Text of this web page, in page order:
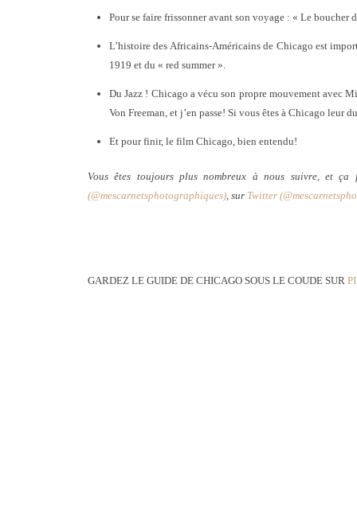
Pour se faire frissonner avant son voyage : « Le boucher
L’histoire des Africains-Américains de Chicago est
1919 et du « red summer ».
Du Jazz ! Chicago a vécu son propre mouvement avec
Von Freeman, et j’en passe! Si vous êtes à Chicago
Et pour finir, le film Chicago, bien entendu!
Vous êtes toujours plus nombreux à nous suivre, et
(@mescarnetsphotographiques) , sur Twitter
GARDEZ LE GUIDE DE CHICAGO SOUS LE COUDE SUR